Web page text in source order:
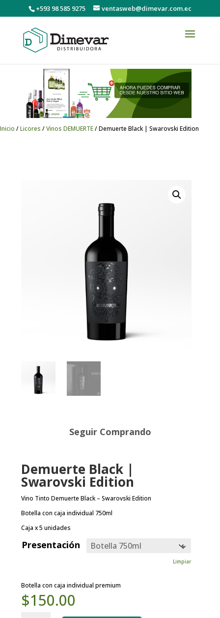
+593 98 585 9275 ventasweb@dimevar.com.ec
Inicio /Licores /Vinos DEMUERTE/ Demuerte Black | Swarovski Edition
Seguir Comprando
Demuerte Black |
Swarovski Edition
Vino Tinto Demuerte Black – Swarovski Edition
Botella con caja individual 750ml
Caja x 5 unidades
Presentación
Limpiar
Botella con caja individual premium
$150.00